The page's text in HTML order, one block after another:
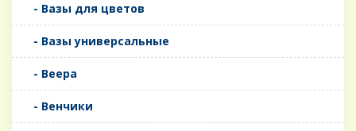
- Вазы для цветов
- Вазы универсальные
- Веера
- Венчики